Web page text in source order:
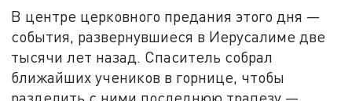
В центре церковного предания этого дня —
события, развернувшиеся в Иерусалиме две
тысячи лет назад. Спаситель собрал
ближайших учеников в горнице, чтобы